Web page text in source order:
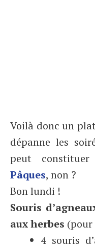
Voilà donc un
dépanne les
peut
Pâques, non ?
Bon lundi !
Souris
aux herbes (pour
4 souris